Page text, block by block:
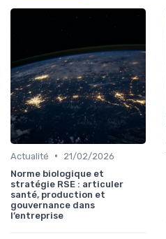
Actualité •
21/02/2026
Norme biologique et
stratégie RSE : articuler
santé, production et
gouvernance dans
l’entreprise